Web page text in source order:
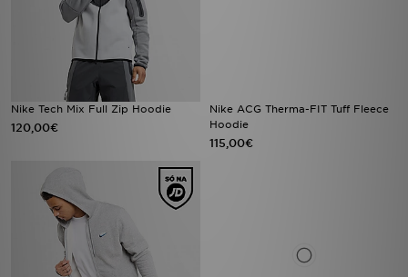
Nike Tech Mix Full Zip Hoodie
120,00€
Nike ACG Therma-FIT Tuff Fleece
Hoodie
115,00€